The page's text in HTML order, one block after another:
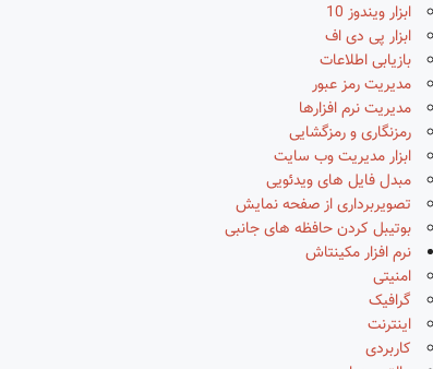
ابزار ویندوز 10
ابزار پی دی اف
بازیابی اطلاعات
مدیریت رمز عبور
مدیریت نرم افزارها
رمزنگاری و رمزگشایی
ابزار مدیریت وب سایت
مبدل فایل های ویدئویی
تصویربرداری از صفحه نمایش
بوتیبل کردن حافظه های جانبی
نرم افزار مکینتاش
امنیتی
گرافیک
اینترنت
کاربردی